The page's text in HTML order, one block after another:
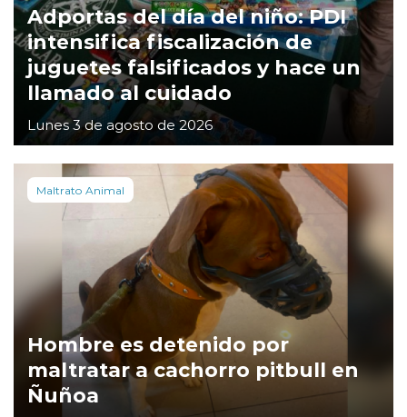
Adportas del día del niño: PDI
intensifica fiscalización de
juguetes falsificados y hace un
llamado al cuidado
Lunes 3 de agosto de 2026
Maltrato Animal
Hombre es detenido por
maltratar a cachorro pitbull en
Ñuñoa